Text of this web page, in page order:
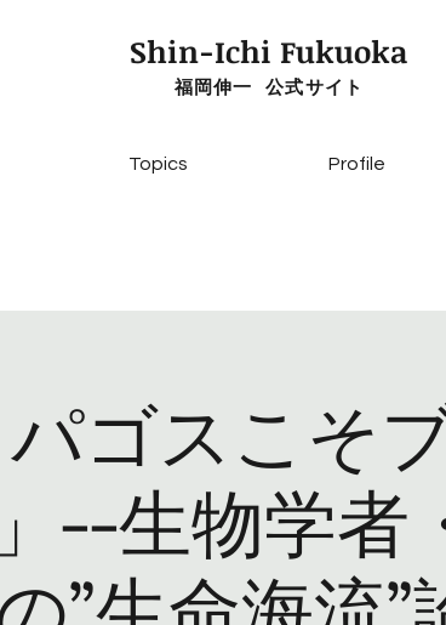
Shin-Ichi Fukuoka
福岡伸一 公式サイト
Topics Profile
パゴスこそ
--生物学者